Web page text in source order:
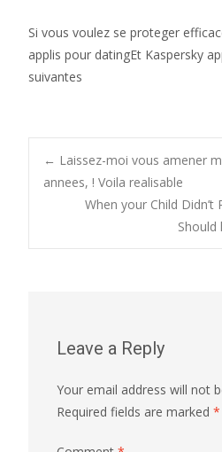
Si vous voulez se proteger
applis pour datingEt Kaspersky
suivantes
Post
← Laissez-moi vous amener
annees, ! Voila realisable
When your Child
Should
Leave a Reply
Your email address will not
Required fields are marked *